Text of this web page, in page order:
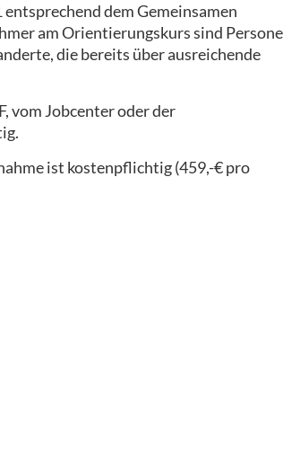
dem Gemeinsamen
am Orientierungskurs sind
die bereits über ausreichende
vom Jobcenter oder der
ist kostenpflichtig (459,-€ pro